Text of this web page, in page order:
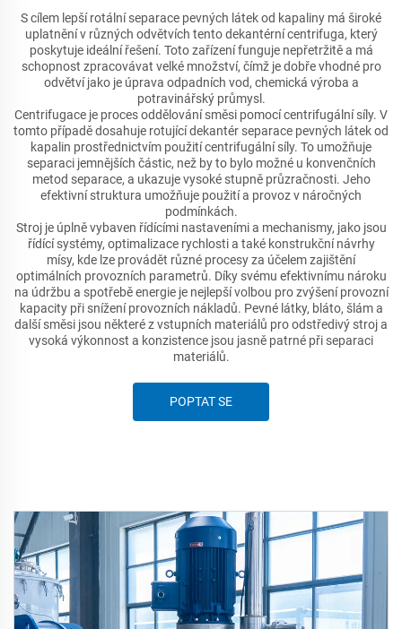
S cílem lepší rotální separace pevných látek od kapaliny má široké
uplatnění v různých odvětvích tento dekantérní centrifuga, který
poskytuje ideální řešení. Toto zařízení funguje nepřetržitě a má
schopnost zpracovávat velké množství, čímž je dobře vhodné pro
odvětví jako je úprava odpadních vod, chemická výroba a
potravinářský průmysl.
Centrifugace je proces oddělování směsi pomocí centrifugální síly. V
tomto případě dosahuje rotující dekantér separace pevných látek od
kapalin prostřednictvím použití centrifugální síly. To umožňuje
separaci jemnějších částic, než by to bylo možné u konvenčních
metod separace, a ukazuje vysoké stupně průzračnosti. Jeho
efektivní struktura umožňuje použití a provoz v náročných
podmínkách.
Stroj je úplně vybaven řídícími nastaveními a mechanismy, jako jsou
řídící systémy, optimalizace rychlosti a také konstrukční návrhy
mísy, kde lze provádět různé procesy za účelem zajištění
optimálních provozních parametrů. Díky svému efektivnímu nároku
na údržbu a spotřebě energie je nejlepší volbou pro zvýšení provozní
kapacity při snížení provozních nákladů. Pevné látky, bláto, šlám a
další směsi jsou některé z vstupních materiálů pro odstředivý stroj a
vysoká výkonnost a konzistence jsou jasně patrné při separaci
materiálů.
POPTAT SE